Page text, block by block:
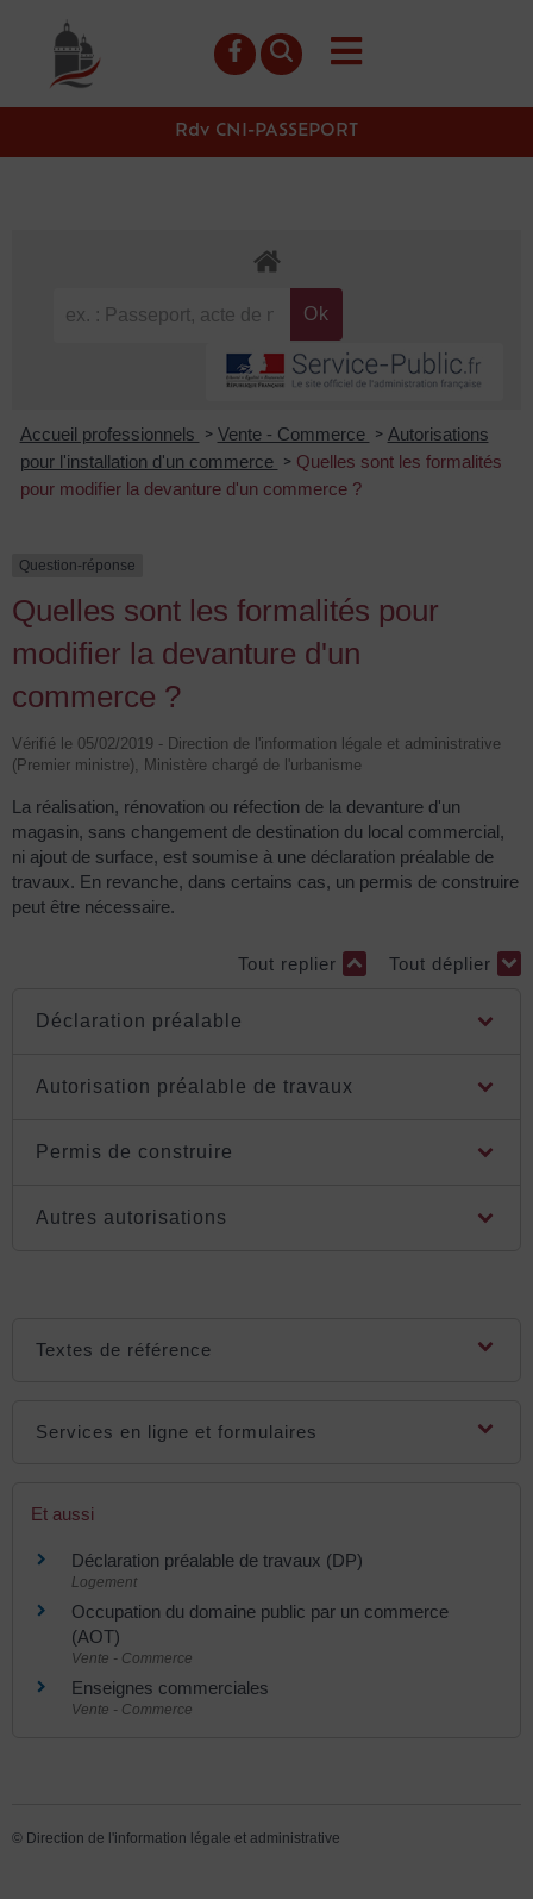
principal
Rdv CNI-PASSEPORT
Accueil professionnels > Vente - Commerce > Autorisations
pour l'installation d'un commerce
> Quelles sont les formalités
pour modifier la devanture d'un commerce ?
Question-réponse
Quelles sont les formalités pour
modifier la devanture d'un
commerce ?
Vérifié le 05/02/2019 - Direction de l'information légale et administrative
(Premier ministre), Ministère chargé de l'urbanisme
La réalisation, rénovation ou réfection de la devanture d'un
magasin, sans changement de destination du local commercial,
ni ajout de surface, est soumise à une déclaration préalable de
travaux. En revanche, dans certains cas, un permis de construire
peut être nécessaire.
Tout replier Tout déplier
Déclaration préalable
Autorisation préalable de travaux
Permis de construire
Autres autorisations
Textes de référence
Services en ligne et formulaires
Et aussi
Déclaration préalable de travaux (DP)
Logement
Occupation du domaine public par un commerce
(AOT)
Vente - Commerce
Enseignes commerciales
Vente - Commerce
© Direction de l'information légale et administrative